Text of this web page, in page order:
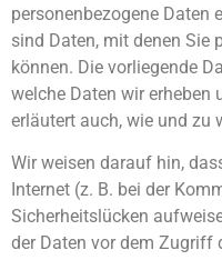
personenbezogene Daten
sind Daten, mit denen Sie
können. Die vorliegende
welche Daten wir erheben
erläutert auch, wie und zu
Wir weisen darauf hin,
Internet (z. B. bei der
Sicherheitslücken
der Daten vor dem Zugriff